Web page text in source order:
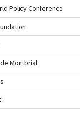
Policy Conference
Montbrial